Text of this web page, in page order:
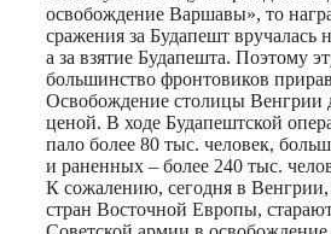
освобождение Варшавы», то
сражения за Будапешт вручалась
а за взятие Будапешта. Поэтому
большинство фронтовиков
Освобождение столицы Венгрии
ценой. В ходе Будапештской
пало более 80 тыс. человек,
и раненных – более 240 тыс.
К сожалению, сегодня в Венгрии,
стран Восточной Европы,